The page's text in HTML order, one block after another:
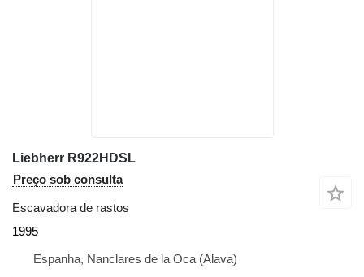
Liebherr R922HDSL
Preço sob consulta
Escavadora de rastos
1995
Espanha, Nanclares de la Oca (Alava)